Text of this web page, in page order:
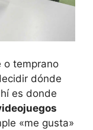
o temprano
dónde
es donde
«me gusta»